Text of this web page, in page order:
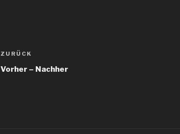
Beitragsnavigation
Vorheriger
Beitrag
ZURÜCK
Vorher – Nachher